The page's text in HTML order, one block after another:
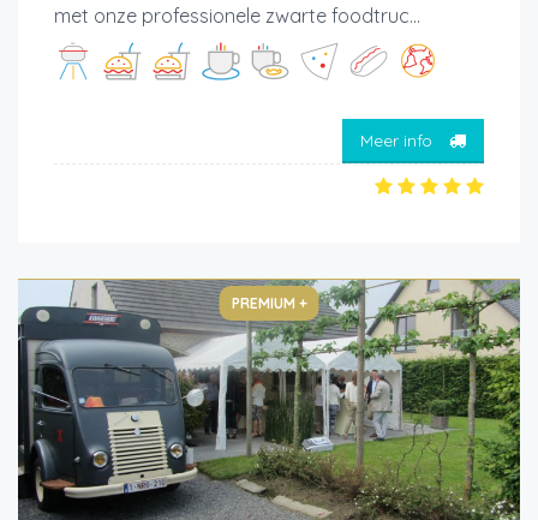
met onze professionele zwarte foodtruc...
Meer info
PREMIUM +